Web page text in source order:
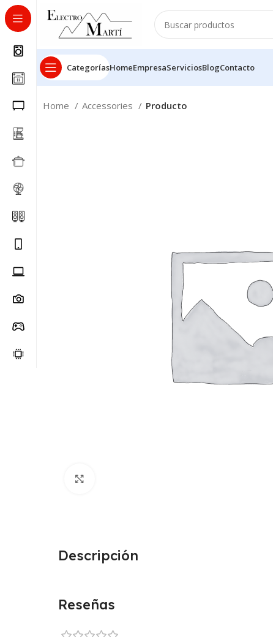
CategoríasHomeEmpresaServiciosBlogContacto
Home Accessories Producto
Descripción
Reseñas